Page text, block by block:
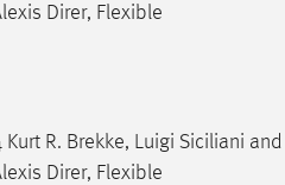
Direr, Flexible
R. Brekke, Luigi Siciliani
Direr, Flexible